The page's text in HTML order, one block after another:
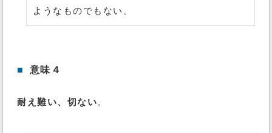
ようなものでもない。
■ 意味４
耐え難い、切ない。